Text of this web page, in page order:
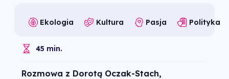
Ekologia Kultura Pasja Polityka
45 min.
Rozmowa z Dorotą Oczak-Stach,